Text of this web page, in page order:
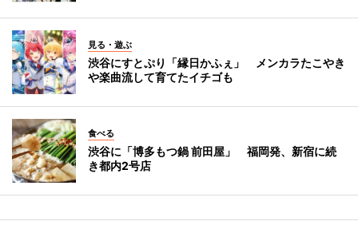
見る・遊ぶ
渋谷にすとぷり「縁日かふぇ」 メンカラたこやき
や楽曲流して育てたイチゴも
食べる
渋谷に「博多もつ鍋 前田屋」 福岡発、新宿に続
き都内2号店